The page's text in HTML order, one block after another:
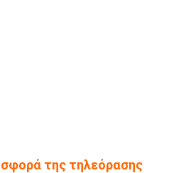
της τηλεόρασης